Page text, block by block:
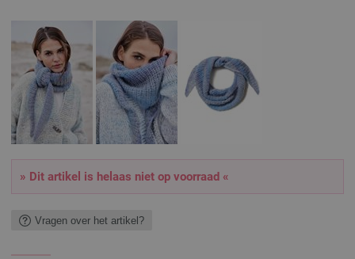
» Dit artikel is helaas niet op voorraad «
Vragen over het artikel?